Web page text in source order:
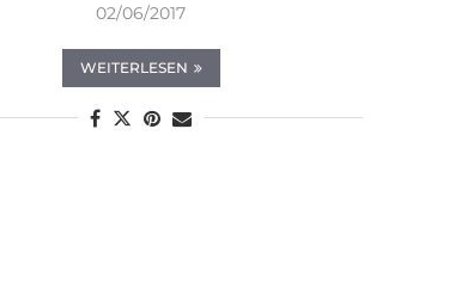
02/06/2017
WEITERLESEN